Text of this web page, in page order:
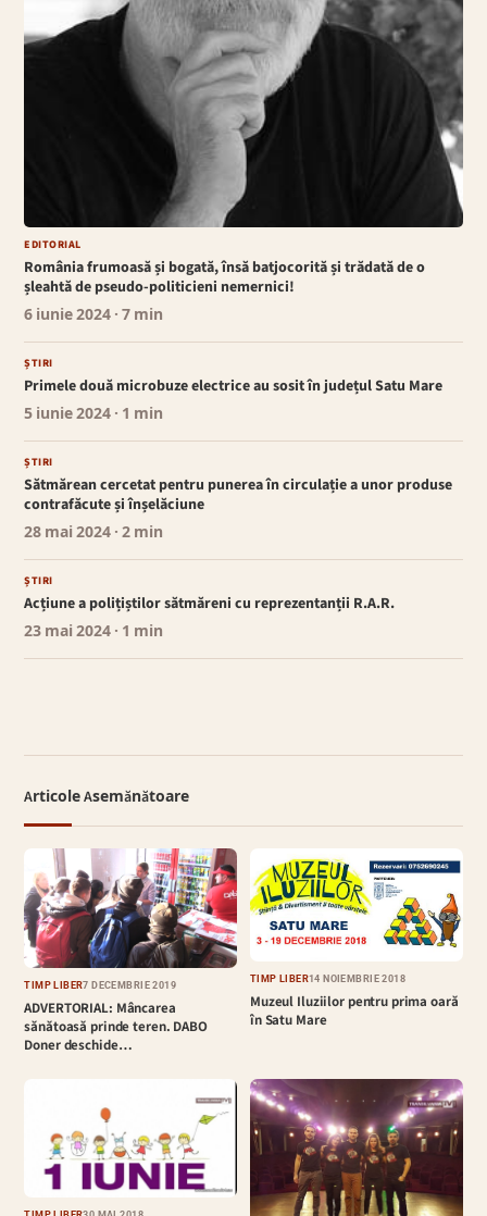
EDITORIAL
România frumoasă și bogată, însă batjocorită și trădată de o
șleahtă de pseudo-politicieni nemernici!
6 iunie 2024 · 7 min
ȘTIRI
Primele două microbuze electrice au sosit în județul Satu Mare
5 iunie 2024 · 1 min
ȘTIRI
Sătmărean cercetat pentru punerea în circulație a unor produse
contrafăcute și înșelăciune
28 mai 2024 · 2 min
ȘTIRI
Acțiune a polițiștilor sătmăreni cu reprezentanții R.A.R.
23 mai 2024 · 1 min
Articole Asemănătoare
TIMP LIBER7 DECEMBRIE 2019
ADVERTORIAL: Mâncarea
sănătoasă prinde teren. DABO
Doner deschide…
TIMP LIBER14 NOIEMBRIE 2018
Muzeul Iluziilor pentru prima oară
în Satu Mare